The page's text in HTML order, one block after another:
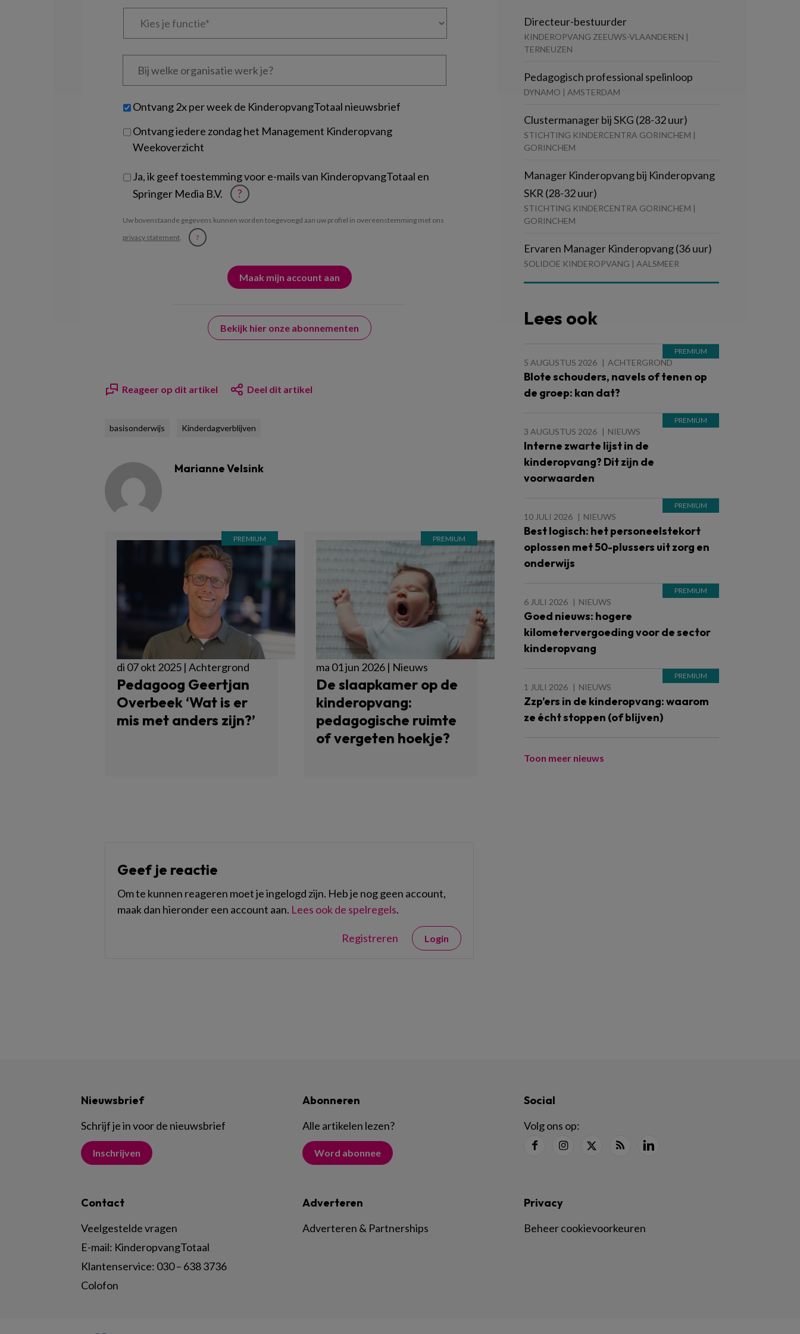
Kies
Bij
welke
je?
Untitled
Ontvang 2x per week de KinderopvangTotaal nieuwsbrief
Ontvang iedere zondag het Management Kinderopvang
Weekoverzicht
Ja, ik geef toestemming voor e-mails van KinderopvangTotaal en
Springer Media B.V.
?
Uw bovenstaande gegevens kunnen worden toegevoegd aan uw profiel in overeenstemming met ons
privacy statement. ?
Bekijk hier onze abonnementen
Reageer op dit artikel Deel dit artikel
basisonderwijs Kinderdagverblijven
Marianne Velsink
di 07 okt 2025 | Achtergrond
Pedagoog Geertjan
Overbeek ‘Wat is er
mis met anders zijn?’
ma 01 jun 2026 | Nieuws
De slaapkamer op de
kinderopvang:
pedagogische ruimte
of vergeten hoekje?
Geef je reactie
Om te kunnen reageren moet je ingelogd zijn. Heb je nog geen account,
maak dan hieronder een account aan. Lees ook de spelregels.
Registreren Login
Directeur-bestuurder
KINDEROPVANG ZEEUWS-VLAANDEREN |
TERNEUZEN
Pedagogisch professional spelinloop
DYNAMO | AMSTERDAM
Clustermanager bij SKG (28-32 uur)
STICHTING KINDERCENTRA GORINCHEM |
GORINCHEM
Manager Kinderopvang bij Kinderopvang
SKR (28-32 uur)
STICHTING KINDERCENTRA GORINCHEM |
GORINCHEM
Ervaren Manager Kinderopvang (36 uur)
SOLIDOE KINDEROPVANG | AALSMEER
Lees ook
5 AUGUSTUS 2026 ACHTERGROND
Blote schouders, navels of tenen op
de groep: kan dat?
3 AUGUSTUS 2026 NIEUWS
Interne zwarte lijst in de
kinderopvang? Dit zijn de
voorwaarden
10 JULI 2026 NIEUWS
Best logisch: het personeelstekort
oplossen met 50-plussers uit zorg en
onderwijs
6 JULI 2026 NIEUWS
Goed nieuws: hogere
kilometervergoeding voor de sector
kinderopvang
1 JULI 2026 NIEUWS
Zzp’ers in de kinderopvang: waarom
ze écht stoppen (of blijven)
Toon meer nieuws
Nieuwsbrief
Schrijf je in voor de nieuwsbrief
Inschrijven
Abonneren
Alle artikelen lezen?
Word abonnee
Social
Volg ons op:
Contact
Veelgestelde vragen
E-mail: KinderopvangTotaal
Klantenservice: 030 – 638 3736
Colofon
Adverteren
Adverteren & Partnerships
Privacy
Beheer cookievoorkeuren